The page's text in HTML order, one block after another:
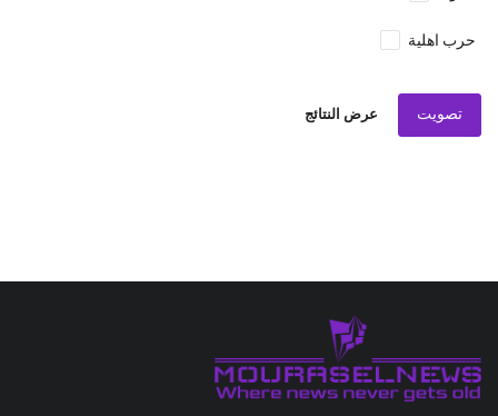
حرب اهلية
تصويت عرض النتائج